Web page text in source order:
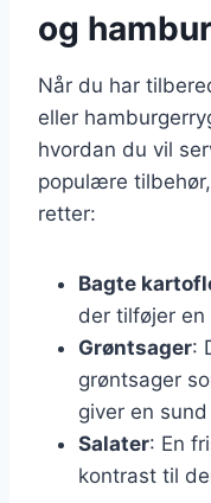
og
Når du har
eller
hvordan du vil
populære
retter:
Bagte
der tilføjer
Grøntsager:
grøntsager
giver en
Salater: En
kontrast til